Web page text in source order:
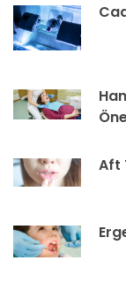
Aft